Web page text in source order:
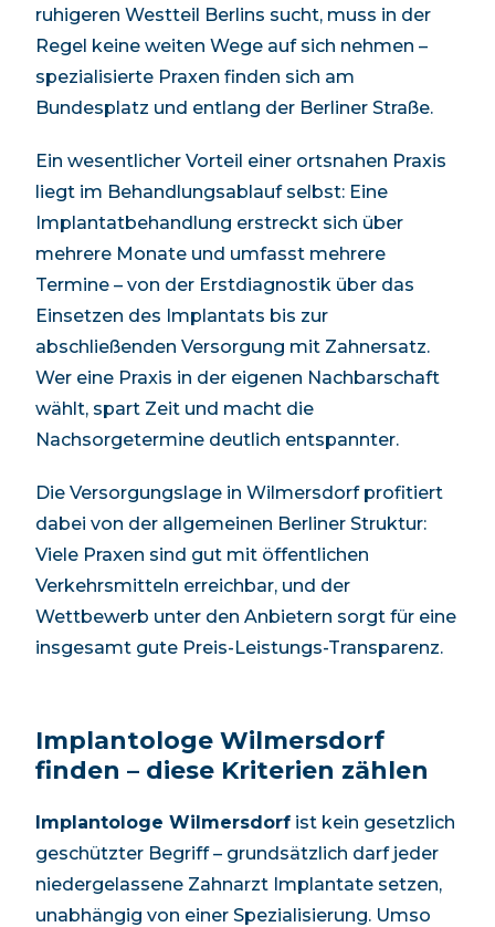
ruhigeren Westteil Berlins sucht, muss in der
Regel keine weiten Wege auf sich nehmen –
spezialisierte Praxen finden sich am
Bundesplatz und entlang der Berliner Straße.
Ein wesentlicher Vorteil einer ortsnahen Praxis
liegt im Behandlungsablauf selbst: Eine
Implantatbehandlung erstreckt sich über
mehrere Monate und umfasst mehrere
Termine – von der Erstdiagnostik über das
Einsetzen des Implantats bis zur
abschließenden Versorgung mit Zahnersatz.
Wer eine Praxis in der eigenen Nachbarschaft
wählt, spart Zeit und macht die
Nachsorgetermine deutlich entspannter.
Die Versorgungslage in Wilmersdorfprofitiert
dabei von der allgemeinen Berliner Struktur:
Viele Praxen sind gut mit öffentlichen
Verkehrsmitteln erreichbar, und der
Wettbewerb unter den Anbietern sorgt für eine
insgesamt gute Preis-Leistungs-Transparenz.
Implantologe Wilmersdorf
finden – diese Kriterien zählen
Implantologe Wilmersdorf ist kein gesetzlich
geschützter Begriff – grundsätzlich darf jeder
niedergelassene Zahnarzt Implantate setzen,
unabhängig von einer Spezialisierung. Umso